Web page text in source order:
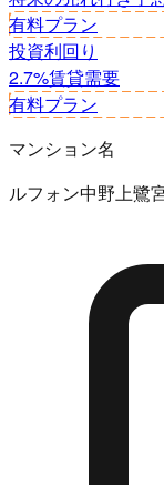
有料プラン
投資利回り
2.7%賃貸需要
有料プラン
マンション名
ルフォン中野上鷺